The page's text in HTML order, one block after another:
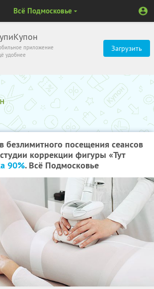
приложение
удобнее
Загрузить
Всё Подмосковье
безлимитного посещения сеансов
коррекции фигуры «Тут
90%. Всё Подмосковье